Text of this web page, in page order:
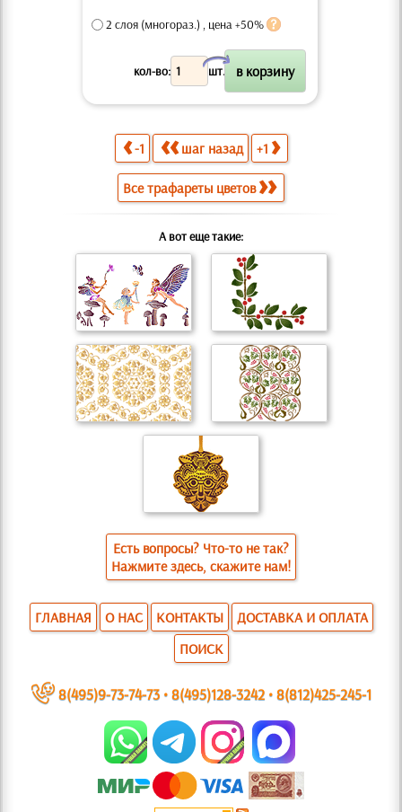
2 слоя (многораз.) , цена +50%
кол-во: шт.
X
-1 шаг назад +1
Все трафареты цветов
А вот еще такие:
Есть вопросы? Что-то не так?
Нажмите здесь, скажите нам!
ГЛАВНАЯ О НАС КОНТАКТЫ
ДОСТАВКА И ОПЛАТА
ПОИСК
~ 8(495)9-73-74-73•8(495)128-3242•8(812)425-245-1